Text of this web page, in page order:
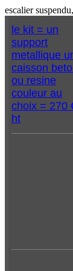
escalier
le kit = un
support
metallique
caisson
ou resine
couleur au
choix = 270
ht